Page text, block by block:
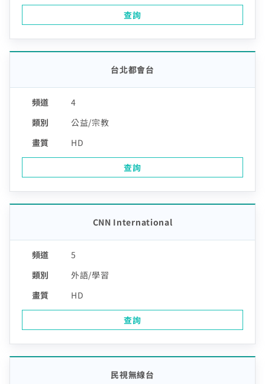
查詢
4
台北都會台
公益/宗教
HD
查詢
5
CNN International
外語/學習
HD
查詢
民視無線台